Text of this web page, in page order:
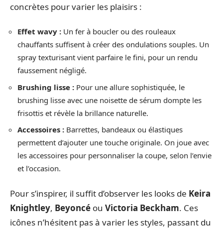
concrètes pour varier les plaisirs :
Effet wavy : Un fer à boucler ou des rouleaux
chauffants suffisent à créer des ondulations souples. Un
spray texturisant vient parfaire le fini, pour un rendu
faussement négligé.
Brushing lisse : Pour une allure sophistiquée, le
brushing lisse avec une noisette de sérum dompte les
frisottis et révèle la brillance naturelle.
Accessoires : Barrettes, bandeaux ou élastiques
permettent d’ajouter une touche originale. On joue avec
les accessoires pour personnaliser la coupe, selon l’envie
et l’occasion.
Pour s’inspirer, il suffit d’observer les looks de Keira
Knightley, Beyoncé ou Victoria Beckham. Ces
icônes n’hésitent pas à varier les styles, passant du